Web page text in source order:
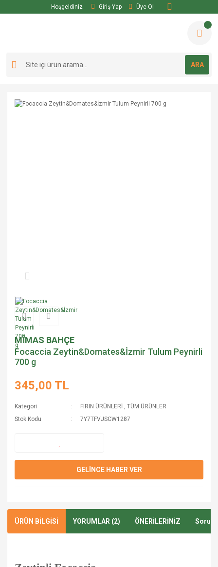
Hoşgeldiniz Giriş Yap Üye Ol
ARA
MİMAS BAHÇE
Focaccia Zeytin&Domates&İzmir Tulum Peynirli
700 g
345,00 TL
Kategori FIRIN ÜRÜNLERİ ,TÜM ÜRÜNLER
Stok Kodu
7Y7TFVJSCW1287
GELİNCE HABER VER
ÜRÜN BİLGİSİ YORUMLAR (2) ÖNERİLERİNİZ Soru &